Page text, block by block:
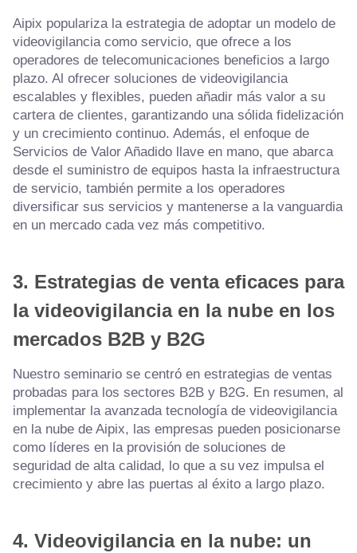
Aipix populariza la estrategia de adoptar un modelo de
videovigilancia como servicio, que ofrece a los
operadores de telecomunicaciones beneficios a largo
plazo. Al ofrecer soluciones de videovigilancia
escalables y flexibles, pueden añadir más valor a su
cartera de clientes, garantizando una sólida fidelización
y un crecimiento continuo. Además, el enfoque de
Servicios de Valor Añadido llave en mano, que abarca
desde el suministro de equipos hasta la infraestructura
de servicio, también permite a los operadores
diversificar sus servicios y mantenerse a la vanguardia
en un mercado cada vez más competitivo.
3. Estrategias de venta eficaces para
la videovigilancia en la nube en los
mercados B2B y B2G
Nuestro seminario se centró en estrategias de ventas
probadas para los sectores B2B y B2G. En resumen, al
implementar la avanzada tecnología de videovigilancia
en la nube de Aipix, las empresas pueden posicionarse
como líderes en la provisión de soluciones de
seguridad de alta calidad, lo que a su vez impulsa el
crecimiento y abre las puertas al éxito a largo plazo.
4. Videovigilancia en la nube: un